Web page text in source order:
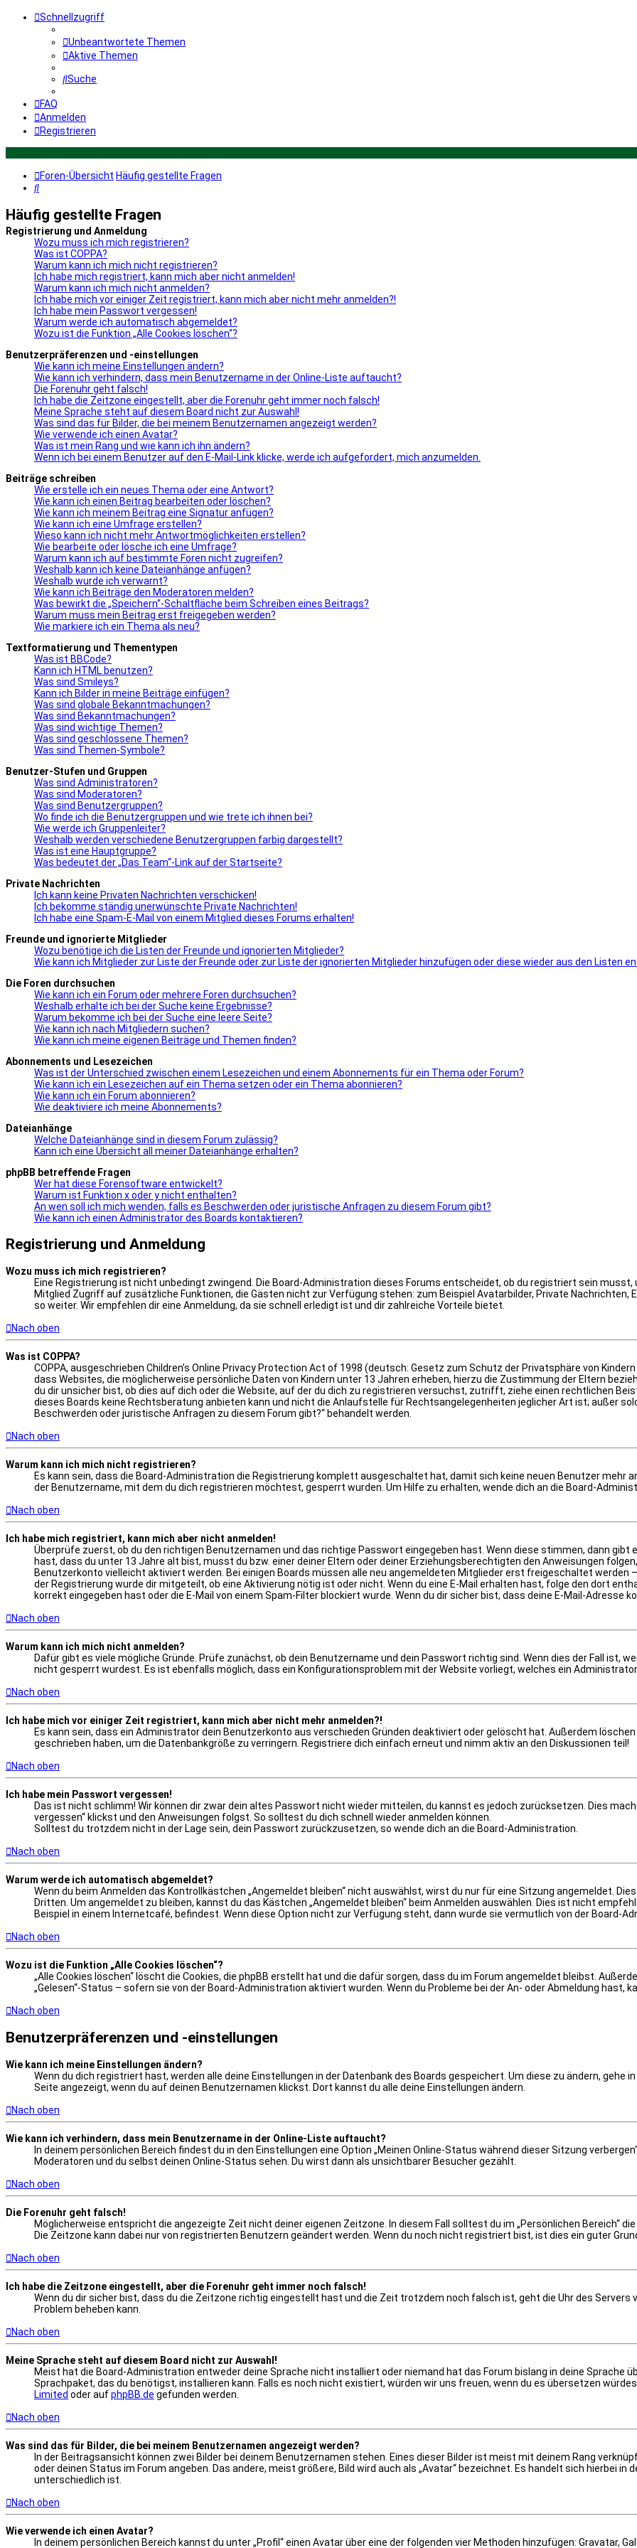
Schnellzugriff
Unbeantwortete Themen
Aktive Themen
Suche
FAQ
Anmelden
Registrieren
Foren-Übersicht Häufig gestellte Fragen
Suche
Häufig gestellte Fragen
Registrierung und Anmeldung
Wozu muss ich mich registrieren?
Was ist COPPA?
Warum kann ich mich nicht registrieren?
Ich habe mich registriert, kann mich aber nicht anmelden!
Warum kann ich mich nicht anmelden?
Ich habe mich vor einiger Zeit registriert, kann mich aber nicht mehr anmelden?!
Ich habe mein Passwort vergessen!
Warum werde ich automatisch abgemeldet?
Wozu ist die Funktion „Alle Cookies löschen“?
Benutzerpräferenzen und -einstellungen
Wie kann ich meine Einstellungen ändern?
Wie kann ich verhindern, dass mein Benutzername in der Online-Liste auftaucht?
Die Forenuhr geht falsch!
Ich habe die Zeitzone eingestellt, aber die Forenuhr geht immer noch falsch!
Meine Sprache steht auf diesem Board nicht zur Auswahl!
Was sind das für Bilder, die bei meinem Benutzernamen angezeigt werden?
Wie verwende ich einen Avatar?
Was ist mein Rang und wie kann ich ihn ändern?
Wenn ich bei einem Benutzer auf den E-Mail-Link klicke, werde ich aufgefordert, mich anzumelden.
Beiträge schreiben
Wie erstelle ich ein neues Thema oder eine Antwort?
Wie kann ich einen Beitrag bearbeiten oder löschen?
Wie kann ich meinem Beitrag eine Signatur anfügen?
Wie kann ich eine Umfrage erstellen?
Wieso kann ich nicht mehr Antwortmöglichkeiten erstellen?
Wie bearbeite oder lösche ich eine Umfrage?
Warum kann ich auf bestimmte Foren nicht zugreifen?
Weshalb kann ich keine Dateianhänge anfügen?
Weshalb wurde ich verwarnt?
Wie kann ich Beiträge den Moderatoren melden?
Was bewirkt die „Speichern“-Schaltfläche beim Schreiben eines Beitrags?
Warum muss mein Beitrag erst freigegeben werden?
Wie markiere ich ein Thema als neu?
Textformatierung und Thementypen
Was ist BBCode?
Kann ich HTML benutzen?
Was sind Smileys?
Kann ich Bilder in meine Beiträge einfügen?
Was sind globale Bekanntmachungen?
Was sind Bekanntmachungen?
Was sind wichtige Themen?
Was sind geschlossene Themen?
Was sind Themen-Symbole?
Benutzer-Stufen und Gruppen
Was sind Administratoren?
Was sind Moderatoren?
Was sind Benutzergruppen?
Wo finde ich die Benutzergruppen und wie trete ich ihnen bei?
Wie werde ich Gruppenleiter?
Weshalb werden verschiedene Benutzergruppen farbig dargestellt?
Was ist eine Hauptgruppe?
Was bedeutet der „Das Team“-Link auf der Startseite?
Private Nachrichten
Ich kann keine Privaten Nachrichten verschicken!
Ich bekomme ständig unerwünschte Private Nachrichten!
Ich habe eine Spam-E-Mail von einem Mitglied dieses Forums erhalten!
Freunde und ignorierte Mitglieder
Wozu benötige ich die Listen der Freunde und ignorierten Mitglieder?
Wie kann ich Mitglieder zur Liste der Freunde oder zur Liste der ignorierten Mitglieder hinzufügen oder diese wieder aus den Listen
Die Foren durchsuchen
Wie kann ich ein Forum oder mehrere Foren durchsuchen?
Weshalb erhalte ich bei der Suche keine Ergebnisse?
Warum bekomme ich bei der Suche eine leere Seite?
Wie kann ich nach Mitgliedern suchen?
Wie kann ich meine eigenen Beiträge und Themen finden?
Abonnements und Lesezeichen
Was ist der Unterschied zwischen einem Lesezeichen und einem Abonnements für ein Thema oder Forum?
Wie kann ich ein Lesezeichen auf ein Thema setzen oder ein Thema abonnieren?
Wie kann ich ein Forum abonnieren?
Wie deaktiviere ich meine Abonnements?
Dateianhänge
Welche Dateianhänge sind in diesem Forum zulässig?
Kann ich eine Übersicht all meiner Dateianhänge erhalten?
phpBB betreffende Fragen
Wer hat diese Forensoftware entwickelt?
Warum ist Funktion x oder y nicht enthalten?
An wen soll ich mich wenden, falls es Beschwerden oder juristische Anfragen zu diesem Forum gibt?
Wie kann ich einen Administrator des Boards kontaktieren?
Registrierung und Anmeldung
Wozu muss ich mich registrieren?
Eine Registrierung ist nicht unbedingt zwingend. Die Board-Administration dieses Forums entscheidet, ob du registriert sein
Mitglied Zugriff auf zusätzliche Funktionen, die Gästen nicht zur Verfügung stehen: zum Beispiel Avatarbilder, Private Nachrichten,
so weiter. Wir empfehlen dir eine Anmeldung, da sie schnell erledigt ist und dir zahlreiche Vorteile bietet.
Nach oben
Was ist COPPA?
COPPA, ausgeschrieben Children’s Online Privacy Protection Act of 1998 (deutsch: Gesetz zum Schutz der Privatsphäre von
dass Websites, die möglicherweise persönliche Daten von Kindern unter 13 Jahren erheben, hierzu die Zustimmung der Eltern
du dir unsicher bist, ob dies auf dich oder die Website, auf der du dich zu registrieren versuchst, zutrifft, ziehe einen rechtlichen
dieses Boards keine Rechtsberatung anbieten kann und nicht die Anlaufstelle für Rechtsangelegenheiten jeglicher Art ist; außer
Beschwerden oder juristische Anfragen zu diesem Forum gibt?“ behandelt werden.
Nach oben
Warum kann ich mich nicht registrieren?
Es kann sein, dass die Board-Administration die Registrierung komplett ausgeschaltet hat, damit sich keine neuen Benutzer mehr
der Benutzername, mit dem du dich registrieren möchtest, gesperrt wurden. Um Hilfe zu erhalten, wende dich an die Board-
Nach oben
Ich habe mich registriert, kann mich aber nicht anmelden!
Überprüfe zuerst, ob du den richtigen Benutzernamen und das richtige Passwort eingegeben hast. Wenn diese stimmen, dann gibt
hast, dass du unter 13 Jahre alt bist, musst du bzw. einer deiner Eltern oder deiner Erziehungsberechtigten den Anweisungen
Benutzerkonto vielleicht aktiviert werden. Bei einigen Boards müssen alle neu angemeldeten Mitglieder erst freigeschaltet
der Registrierung wurde dir mitgeteilt, ob eine Aktivierung nötig ist oder nicht. Wenn du eine E-Mail erhalten hast, folge den dort
korrekt eingegeben hast oder die E-Mail von einem Spam-Filter blockiert wurde. Wenn du dir sicher bist, dass deine E-Mail-Adresse
Nach oben
Warum kann ich mich nicht anmelden?
Dafür gibt es viele mögliche Gründe. Prüfe zunächst, ob dein Benutzername und dein Passwort richtig sind. Wenn dies der Fall ist,
nicht gesperrt wurdest. Es ist ebenfalls möglich, dass ein Konfigurationsproblem mit der Website vorliegt, welches ein
Nach oben
Ich habe mich vor einiger Zeit registriert, kann mich aber nicht mehr anmelden?!
Es kann sein, dass ein Administrator dein Benutzerkonto aus verschieden Gründen deaktiviert oder gelöscht hat. Außerdem
geschrieben haben, um die Datenbankgröße zu verringern. Registriere dich einfach erneut und nimm aktiv an den Diskussionen teil!
Nach oben
Ich habe mein Passwort vergessen!
Das ist nicht schlimm! Wir können dir zwar dein altes Passwort nicht wieder mitteilen, du kannst es jedoch zurücksetzen. Dies
vergessen“ klickst und den Anweisungen folgst. So solltest du dich schnell wieder anmelden können.
Solltest du trotzdem nicht in der Lage sein, dein Passwort zurückzusetzen, so wende dich an die Board-Administration.
Nach oben
Warum werde ich automatisch abgemeldet?
Wenn du beim Anmelden das Kontrollkästchen „Angemeldet bleiben“ nicht auswählst, wirst du nur für eine Sitzung angemeldet.
Dritten. Um angemeldet zu bleiben, kannst du das Kästchen „Angemeldet bleiben“ beim Anmelden auswählen. Dies ist nicht
Beispiel in einem Internetcafé, befindest. Wenn diese Option nicht zur Verfügung steht, dann wurde sie vermutlich von der Board-
Nach oben
Wozu ist die Funktion „Alle Cookies löschen“?
„Alle Cookies löschen“ löscht die Cookies, die phpBB erstellt hat und die dafür sorgen, dass du im Forum angemeldet bleibst.
„Gelesen“-Status – sofern sie von der Board-Administration aktiviert wurden. Wenn du Probleme bei der An- oder Abmeldung hast,
Nach oben
Benutzerpräferenzen und -einstellungen
Wie kann ich meine Einstellungen ändern?
Wenn du dich registriert hast, werden alle deine Einstellungen in der Datenbank des Boards gespeichert. Um diese zu ändern, gehe
Seite angezeigt, wenn du auf deinen Benutzernamen klickst. Dort kannst du alle deine Einstellungen ändern.
Nach oben
Wie kann ich verhindern, dass mein Benutzername in der Online-Liste auftaucht?
In deinem persönlichen Bereich findest du in den Einstellungen eine Option „Meinen Online-Status während dieser Sitzung
Moderatoren und du selbst deinen Online-Status sehen. Du wirst dann als unsichtbarer Besucher gezählt.
Nach oben
Die Forenuhr geht falsch!
Möglicherweise entspricht die angezeigte Zeit nicht deiner eigenen Zeitzone. In diesem Fall solltest du im „Persönlichen Bereich“
Die Zeitzone kann dabei nur von registrierten Benutzern geändert werden. Wenn du noch nicht registriert bist, ist dies ein guter
Nach oben
Ich habe die Zeitzone eingestellt, aber die Forenuhr geht immer noch falsch!
Wenn du dir sicher bist, dass du die Zeitzone richtig eingestellt hast und die Zeit trotzdem noch falsch ist, geht die Uhr des
Problem beheben kann.
Nach oben
Meine Sprache steht auf diesem Board nicht zur Auswahl!
Meist hat die Board-Administration entweder deine Sprache nicht installiert oder niemand hat das Forum bislang in deine Sprache
Sprachpaket, das du benötigst, installieren kann. Falls es noch nicht existiert, würden wir uns freuen, wenn du es übersetzen
Limited oder aufphpBB.de gefunden werden.
Nach oben
Was sind das für Bilder, die bei meinem Benutzernamen angezeigt werden?
In der Beitragsansicht können zwei Bilder bei deinem Benutzernamen stehen. Eines dieser Bilder ist meist mit deinem Rang
oder deinen Status im Forum angeben. Das andere, meist größere, Bild wird auch als „Avatar“ bezeichnet. Es handelt sich hierbei
unterschiedlich ist.
Nach oben
Wie verwende ich einen Avatar?
In deinem persönlichen Bereich kannst du unter „Profil“ einen Avatar über eine der folgenden vier Methoden hinzufügen: Gravatar,